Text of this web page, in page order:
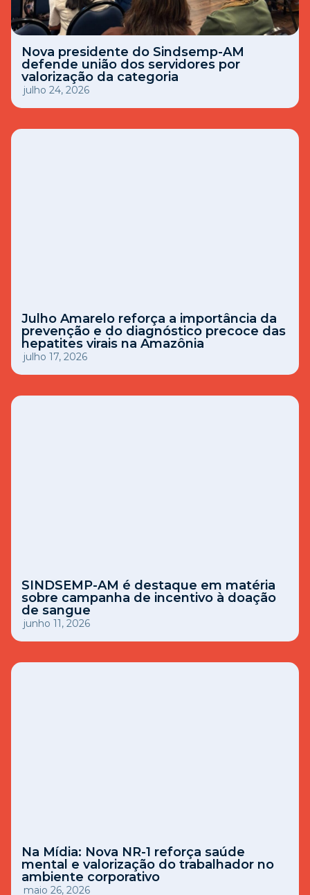
Nova presidente do Sindsemp-AM
defende união dos servidores por
valorização da categoria
julho 24, 2026
Julho Amarelo reforça a importância da
prevenção e do diagnóstico precoce das
hepatites virais na Amazônia
julho 17, 2026
SINDSEMP-AM é destaque em matéria
sobre campanha de incentivo à doação
de sangue
junho 11, 2026
Na Mídia: Nova NR-1 reforça saúde
mental e valorização do trabalhador no
ambiente corporativo
maio 26, 2026